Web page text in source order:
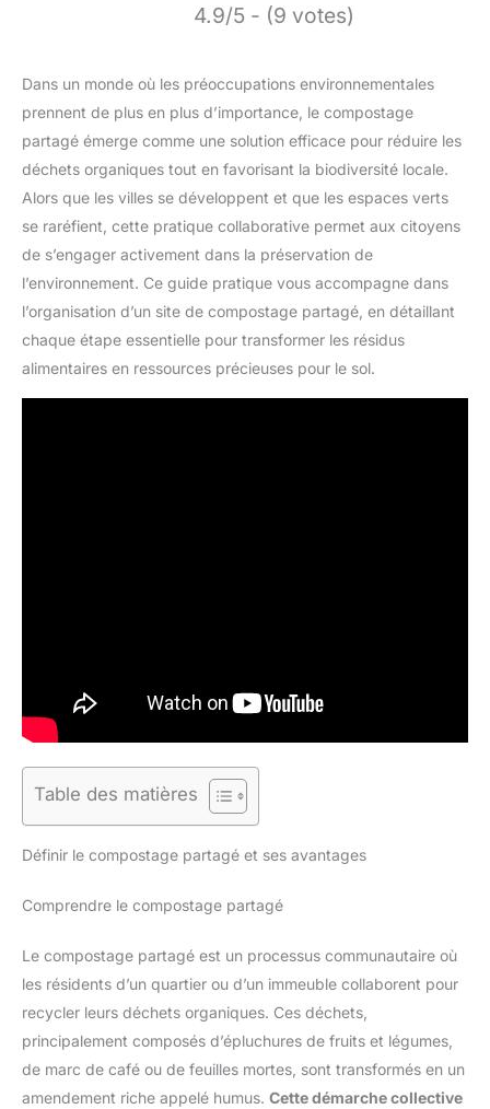
4.9/5 - (9 votes)
Dans un monde où les préoccupations environnementales
prennent de plus en plus d’importance, le compostage
partagé émerge comme une solution efficace pour réduire les
déchets organiques tout en favorisant la biodiversité locale.
Alors que les villes se développent et que les espaces verts
se raréfient, cette pratique collaborative permet aux citoyens
de s’engager activement dans la préservation de
l’environnement. Ce guide pratique vous accompagne dans
l’organisation d’un site de compostage partagé, en détaillant
chaque étape essentielle pour transformer les résidus
alimentaires en ressources précieuses pour le sol.
Table des matières
Définir le compostage partagé et ses avantages
Comprendre le compostage partagé
Le compostage partagé est un processus communautaire où
les résidents d’un quartier ou d’un immeuble collaborent pour
recycler leurs déchets organiques. Ces déchets,
principalement composés d’épluchures de fruits et légumes,
de marc de café ou de feuilles mortes, sont transformés en un
amendement riche appelé humus. Cette démarche collective